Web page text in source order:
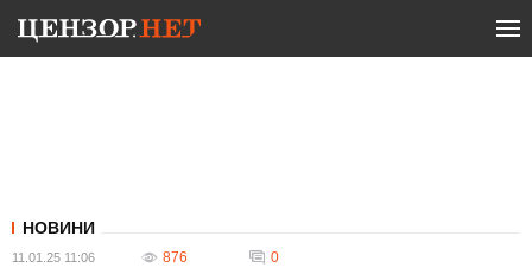
НОВИНИ
11.01.25 11:06 876 0